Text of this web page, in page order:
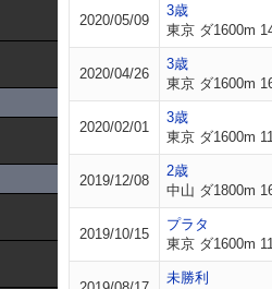
2020/05/09
3歳
東京 ダ1600m
2020/04/26
3歳
東京 ダ1600m
2020/02/01
3歳
東京 ダ1600m
2019/12/08
2歳
中山 ダ1800m
2019/10/15
プラタ
東京 ダ1600m
未勝利